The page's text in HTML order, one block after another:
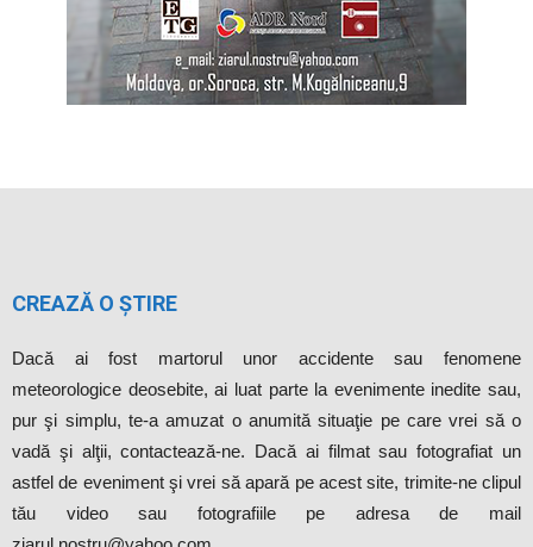
CREAZĂ O ȘTIRE
Dacă ai fost martorul unor accidente sau fenomene
meteorologice deosebite, ai luat parte la evenimente inedite sau,
pur şi simplu, te-a amuzat o anumită situaţie pe care vrei să o
vadă şi alţii, contactează-ne. Dacă ai filmat sau fotografiat un
astfel de eveniment şi vrei să apară pe acest site, trimite-ne clipul
tău video sau fotografiile pe adresa de mail